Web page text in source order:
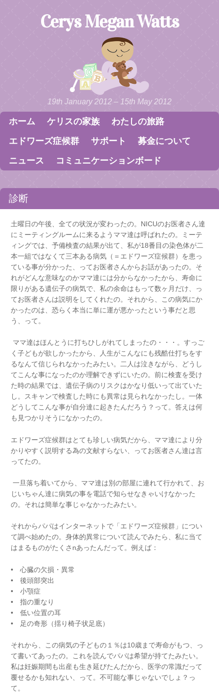
Cerys Megan Watts
19th January 2012 – 15th May 2012
Menu
Skip to content
ホーム ケリスの家族
わたしの旅路
エドワーズ症候群
サポート
募金について
ニュース
コミュニケーションボード
診断
土曜日の午後、全ての状況が変わったの。NICUのお医者さん達
にミーティングルームに来るようママ達は呼ばれたの。ミーテ
ィングでは、予備検査の結果が出て、私が18番目の染色体が二
本一組ではなくて三本ある病気（＝エドワーズ症候群）を患っ
ている事が分かった、ってお医者さんからお話があったの。そ
れがどんな意味なのかママ達には分からなかったから、寿命に
限りがある遺伝子の病気で、私の余命はもって数ヶ月だけ、っ
てお医者さんは説明をしてくれたの。それから、この病気にか
かったのは、恐らく本当に単に運が悪かったという事だと思
う、って。
ママ達はほんとうに打ちひしがれてしまったの・・・。すっご
く子どもが欲しかったから、人生がこんなにも残酷仕打ちをす
るなんて信じられなかったみたい。二人は泣きながら、どうし
てこんな事になったのか理解できずにいたの。前に検査を受け
た時の結果では、遺伝子病のリスクはかなり低いって出ていた
し。スキャンで検査した時にも異常は見られなかったし。一体
どうしてこんな事が自分達に起きたんだろう？って。答えは何
も見つかりそうになかったの。
エドワーズ症候群はとても珍しい病気だから、ママ達により分
かりやすく説明する為の文献すらない、ってお医者さん達は言
ってたの。
一旦落ち着いてから、ママ達は別の部屋に連れて行かれて、お
じいちゃん達に病気の事を電話で知らせなきゃいけなかった
の。それは簡単な事じゃなかったみたい。
それからパパはインターネットで「エドワーズ症候群」につい
て調べ始めたの。身体的異常について読んでみたら、私に当て
はまるものがたくさnあったんだって。例えば：
• 心臓の欠損・異常
• 後頭部突出
• 小顎症
• 指の重なり
• 低い位置の耳
• 足の奇形（揺り椅子状足底）
それから、この病気の子どもの１％は10歳まで寿命がもつ、っ
て書いてあったの。これを読んでパパは希望が持てたみたい。
私は妊娠期間も出産も生き延びたんだから、医学の常識だって
覆せるかも知れない、って。不可能な事じゃないでしょ？っ
て。